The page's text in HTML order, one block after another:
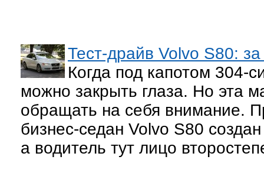
Тест-драйв Volvo S80:
Когда под капотом 304-
можно закрыть глаза. Но эта
обращать на себя внимание.
бизнес-седан Volvo S80
а водитель тут лицо